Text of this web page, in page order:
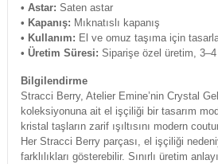
• Astar: Saten astar
• Kapanış: Mıknatıslı kapanış
• Kullanım: El ve omuz taşıma için
• Üretim Süresi: Siparişe özel üretim,
Bilgilendirme
Stracci Berry, Atelier Emine’nin Crystal
koleksiyonuna ait el işçiliği bir tasarım
kristal taşların zarif ışıltısını modern
Her Stracci Berry parçası, el işçiliği
farklılıkları gösterebilir. Sınırlı üretim